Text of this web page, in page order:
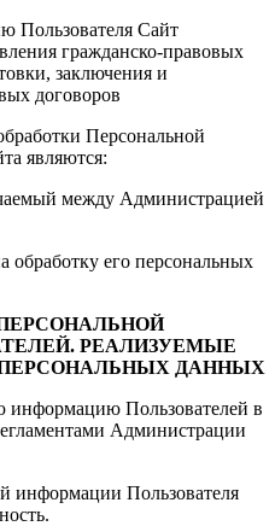
Пользователя Сайт
гражданско-правовых
заключения и
договоров
Персональной
являются:
между Администрацией
обработку его персональных
РЕАЛИЗУЕМЫЕ
ДАННЫХ
информацию Пользователей в
Администрации
информации Пользователя